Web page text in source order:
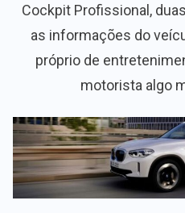
Cockpit Profissional,
as informações do
próprio de
motorista algo